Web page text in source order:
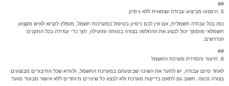
##
5. הימנעו מביצוע עבודה עצמאית ללא ניסיון
כמו בכל עבודה חשמלית, אם אין לכם ניסיון בטיפול במערכות חשמל, מומלץ לקרוא לאיש מקצוע.
חשמלאי מוסמך יכול לבצע את ההחלפה בצורה בטוחה ומועילה, תוך כדי עמידה בכל התקנים
הנדרשים.
##
6. תיעוד והסדרת מערכת החשמל
לאחר סיום עבודה, יש לתעד את השינוי שביצעתם במערכת החשמל, ולוודא שכל החיבורים מבוצעים
בצורה נכונה. חשוב גם לתאם בדיקות מערכת ולא לבצע כל שינויים מיותרים ללא אישור מבעוד מועד.